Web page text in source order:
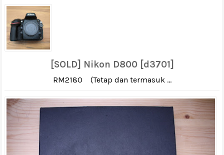
[SOLD] Nikon D800 [d3701]
RM2180 (Tetap dan termasuk ...